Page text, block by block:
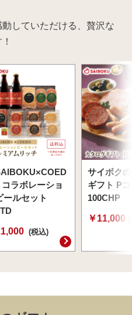
していただける、贅沢な
ラボレーショ
ールセット
(税込)
サイボク
ギフト P
100CHP
￥11,000